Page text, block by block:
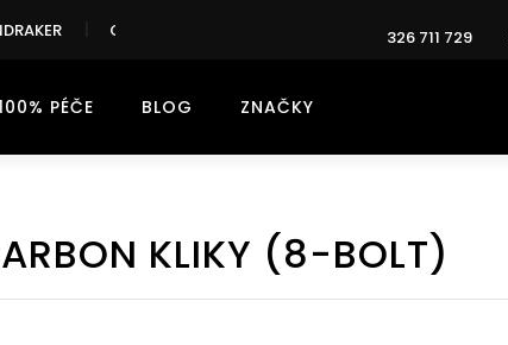
326 711 729
CANNONDALE
PÉČE BLOG ZNAČKY
KLIKY (8-BOLT)